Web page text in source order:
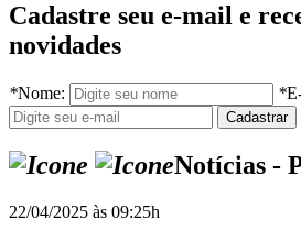
Cadastre seu e-mail e
novidades
*Nome: *
Notícias -
22/04/2025 às 09:25h